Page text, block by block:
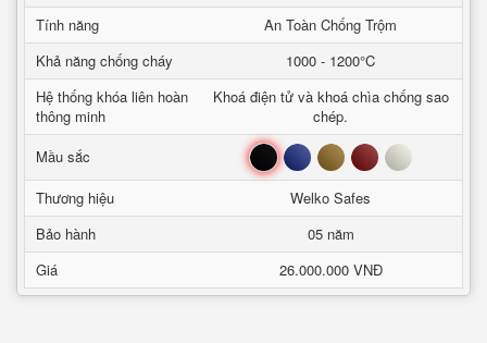
Tính năng
An Toàn Chống Trộm
Khả năng chống cháy
1000 - 1200°C
Hệ thống khóa liên hoàn
thông minh
Khoá điện tử và khoá chìa chống sao
chép.
Mầu sắc
Đen Xanh Nâu Đỏ Trắng
Thương hiệu
Welko Safes
Bảo hành
05 năm
Giá
26.000.000 VNĐ